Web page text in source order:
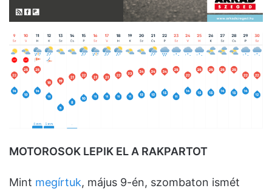
MOTOROSOK LEPIK EL A RAKPARTOT
Mint megírtuk, május 9-én, szombaton ismét